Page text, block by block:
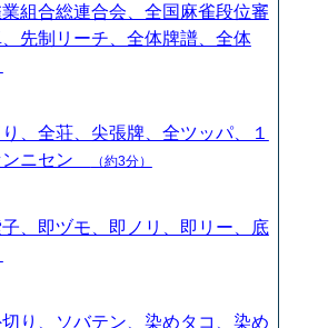
組合総連合会、全国麻雀段位審
先制リーチ、全体牌譜、全体
、全荘、尖張牌、全ツッパ、１
ンニセン
（約3分）
、即ヅモ、即ノリ、即リー、底
り、ソバテン、染めタコ、染め